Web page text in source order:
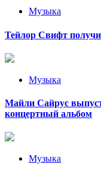
Музыка
Тейлор Свифт
Музыка
Майли Сайрус
концертный альбом
Музыка